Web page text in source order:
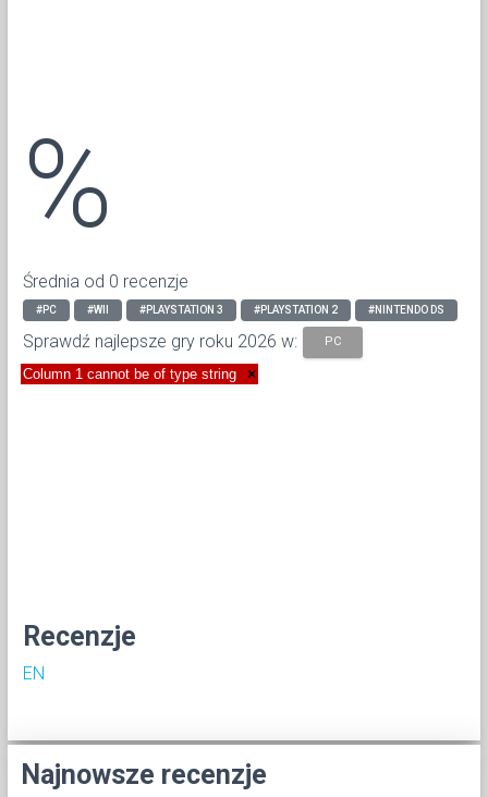
%
Średnia od 0 recenzje
#PC #WII #PLAYSTATION 3 #PLAYSTATION 2 #NINTENDO DS
Sprawdź najlepsze gry roku 2026 w: PC
Column 1 cannot be of type string ×
Recenzje
EN
Najnowsze recenzje